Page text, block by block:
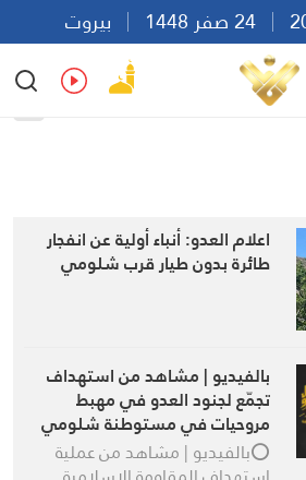
بيروت
Ar
اعلام العدو: أنباء أولية عن انفجار
طائرة بدون طيار قرب شلومي
بالفيديو | مشاهد من استهداف
تجمّع لجنود العدو في مهبط
مروحيات في مستوطنة شلومي
بمحلّقة انقضاضيّة
⭕️بالفيديو | مشاهد من عملية